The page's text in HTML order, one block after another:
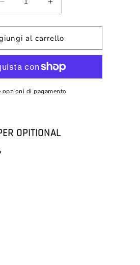
Diminuisci
quantità
per
OPITIONAL
PISCIARINO
MUTE
&quot;PARISI&quot;
APNEA
Aumenta
quantità
per
OPITIONAL
PISCIARINO
MUTE
&quot;PARISI&quot;
APNEA
al carrello
di pagamento
OPITIONAL